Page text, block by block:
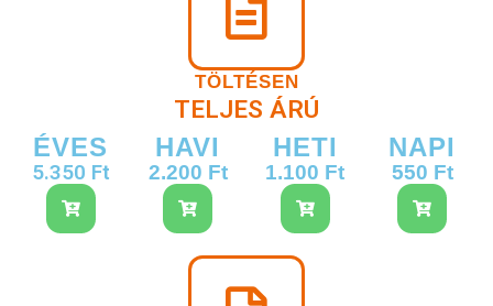
TÖLTÉSEN
TELJES ÁRÚ
ÉVES
5.350 Ft
HAVI
2.200 Ft
HETI
1.100 Ft
NAPI
550 Ft